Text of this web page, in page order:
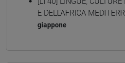
E DELL'AFRICA
giappone